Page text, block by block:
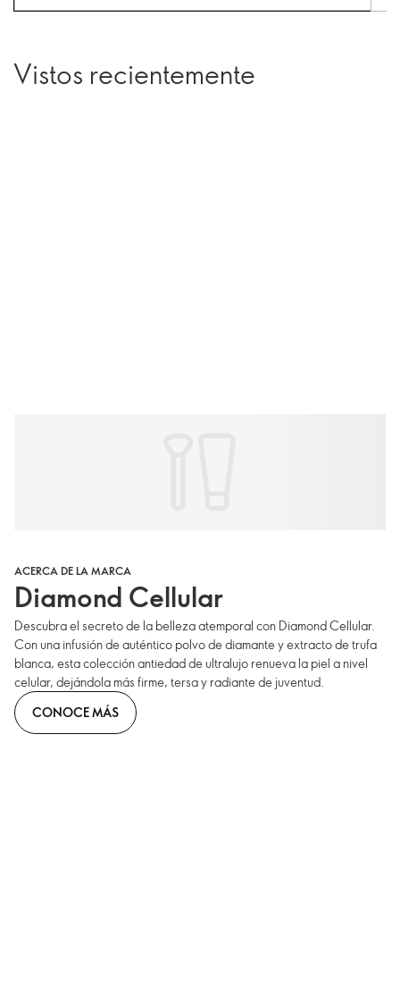
Vistos recientemente
ACERCA DE LA MARCA
Diamond Cellular
Descubra el secreto de la belleza atemporal con Diamond Cellular.
Con una infusión de auténtico polvo de diamante y extracto de trufa
blanca, esta colección antiedad de ultralujo renueva la piel a nivel
celular, dejándola más firme, tersa y radiante de juventud.
CONOCE MÁS